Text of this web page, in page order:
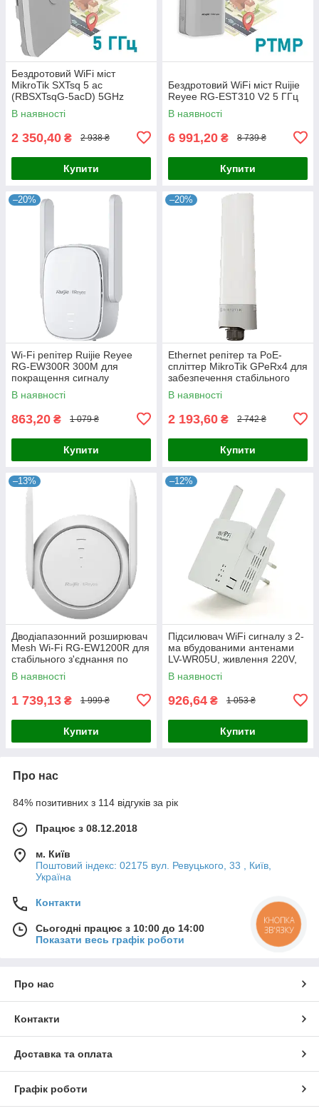
Бездротовий WiFi міст
MikroTik SXTsq 5 ac
(RBSXTsqG-5acD) 5GHz
В наявності
2 350,40 ₴ 2 938 ₴
Купити
Бездротовий WiFi міст Ruijie
Reyee RG-EST310 V2 5 ГГц
В наявності
6 991,20 ₴ 8 739 ₴
Купити
–20%
Wi-Fi репітер Ruijie Reyee
RG-EW300R 300M для
покращення сигналу
домашньої мережі з
підсиленням в 2 рази та
В наявності
863,20 ₴ 1 079 ₴
Купити
–20%
Ethernet репітер та PoE-
спліттер MikroTik GPeRx4 для
забезпечення стабільного
з'єднання і живлення 4 портів
в умовах екстремальних
В наявності
2 193,60 ₴ 2 742 ₴
Купити
–13%
Дводіапазонний розширювач
Mesh Wi-Fi RG-EW1200R для
стабільного з'єднання по
всьому дому з вбудованими
підсилювачами сигналу і
В наявності
1 739,13 ₴ 1 999 ₴
Купити
–12%
Підсилювач WiFi сигналу з 2-
ма вбудованими антенами
LV-WR05U, живлення 220V,
300Mbps, IEEE 802.11b / g /
n, 2.4GHz, BOX
В наявності
926,64 ₴ 1 053 ₴
Купити
Про нас
84% позитивних з 114 відгуків за рік
Працює з 08.12.2018
м. Київ
Поштовий індекс: 02175 вул. Ревуцького, 33 , Київ,
Україна
Контакти
Сьогодні працює з 10:00 до 14:00
Показати весь графік роботи
Про нас
Контакти
Доставка та оплата
Графік роботи
КНОПКА
ЗВ'ЯЗКУ